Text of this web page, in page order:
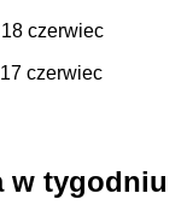
czerwiec
czerwiec
w tygodniu